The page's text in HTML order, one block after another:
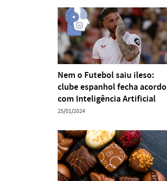
Nem o Futebol saiu ileso:
clube espanhol fecha acordo
com Inteligência Artificial
25/01/2024